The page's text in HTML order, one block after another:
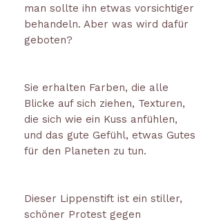
man sollte ihn etwas vorsichtiger
behandeln. Aber was wird dafür
geboten?
Sie erhalten Farben, die alle
Blicke auf sich ziehen, Texturen,
die sich wie ein Kuss anfühlen,
und das gute Gefühl, etwas Gutes
für den Planeten zu tun.
Dieser Lippenstift ist ein stiller,
schöner Protest gegen